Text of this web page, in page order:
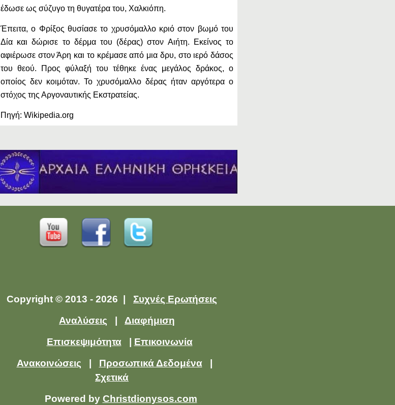
έδωσε ως σύζυγο τη θυγατέρα του, Χαλκιόπη.
Έπειτα, ο Φρίξος θυσίασε το χρυσόμαλλο κριό στον βωμό του
Δία και δώρισε το δέρμα του (δέρας) στον Αιήτη. Εκείνος το
αφιέρωσε στον Άρη και το κρέμασε από μια δρυ, στο ιερό δάσος
του θεού. Προς φύλαξή του τέθηκε ένας μεγάλος δράκος, ο
οποίος δεν κοιμόταν. Το χρυσόμαλλο δέρας ήταν αργότερα ο
στόχος της Αργοναυτικής Εκστρατείας.
Πηγή: Wikipedia.org
Copyright © 2013 - 2026 | Συχνές Ερωτήσεις
Αναλύσεις
Διαφήμιση
Επισκεψιμότητα| Επικοινωνία
Ανακοινώσεις
Προσωπικά Δεδομένα|
Σχετικά
Powered by Christdionysos.com